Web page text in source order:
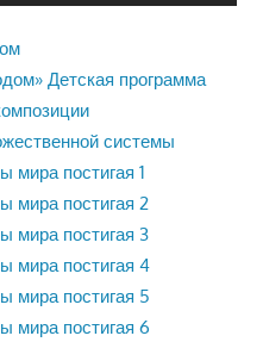
Детская программа
системы
мира постигая 1
мира постигая 2
мира постигая 3
мира постигая 4
мира постигая 5
мира постигая 6